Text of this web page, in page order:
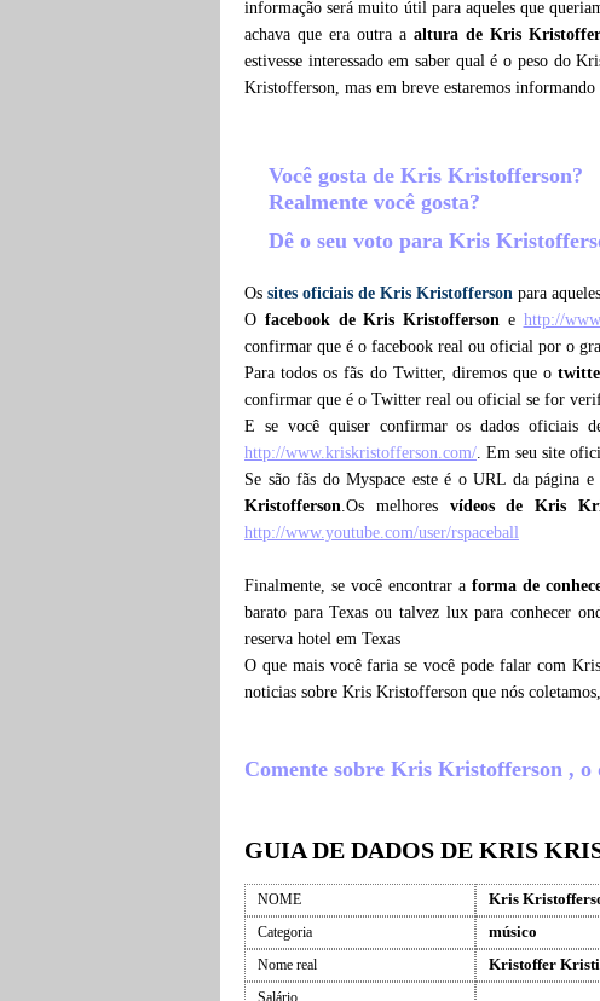
informação será muito útil para aqueles que
achava que era outra a altura de Kris
estivesse interessado em saber qual é o peso do
Kristofferson, mas em breve estaremos informando
Você gosta de Kris Kristofferson?
Realmente você gosta?
Dê o seu voto para Kris
Os sites oficiais de Kris Kristofferson para
O facebook de Kris Kristofferson e http://
confirmar que é o facebook real ou oficial por o
Para todos os fãs do Twitter, diremos que o
confirmar que é o Twitter real ou oficial se for
E se você quiser confirmar os dados oficiais
http://www.kriskristofferson.com/. Em seu site
Se são fãs do Myspace este é o URL da página e
Kristofferson.Os melhores vídeos de Kris
http://www.youtube.com/user/rspaceball
Finalmente, se você encontrar a forma de
barato para Texas ou talvez lux para conhecer
reserva hotel em Texas
O que mais você faria se você pode falar com
noticias sobre Kris Kristofferson que nós
Comente sobre Kris Kristofferson , o
GUIA DE DADOS DE KRIS
NOME Kris
Categoria músico
Nome real Kristoffer
Salário